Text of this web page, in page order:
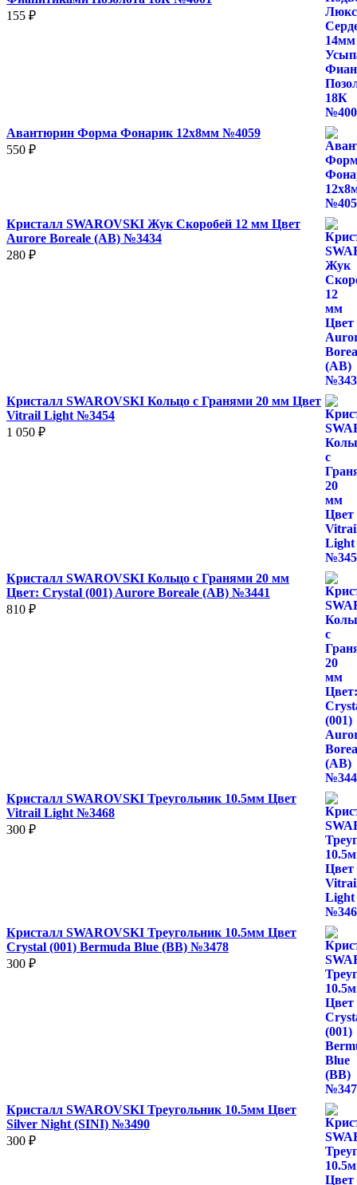
155 ₽
Авантюрин Форма Фонарик 12x8мм №4059
550 ₽
Кристалл SWAROVSKI Жук Скоробей 12 мм Цвет
Aurore Boreale (AB) №3434
280 ₽
Кристалл SWAROVSKI Кольцо с Гранями 20 мм Цвет
Vitrail Light №3454
1 050 ₽
Кристалл SWAROVSKI Кольцо с Гранями 20 мм
Цвет: Crystal (001) Aurore Boreale (AB) №3441
810 ₽
Кристалл SWAROVSKI Треугольник 10.5мм Цвет
Vitrail Light №3468
300 ₽
Кристалл SWAROVSKI Треугольник 10.5мм Цвет
Crystal (001) Bermuda Blue (BB) №3478
300 ₽
Кристалл SWAROVSKI Треугольник 10.5мм Цвет
Silver Night (SINI) №3490
300 ₽